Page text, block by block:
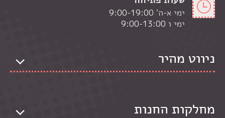
ימי א-ה' 9:00-19:00
ימי ו 9:00-13:00
ניווט מהיר
מחלקות החנות